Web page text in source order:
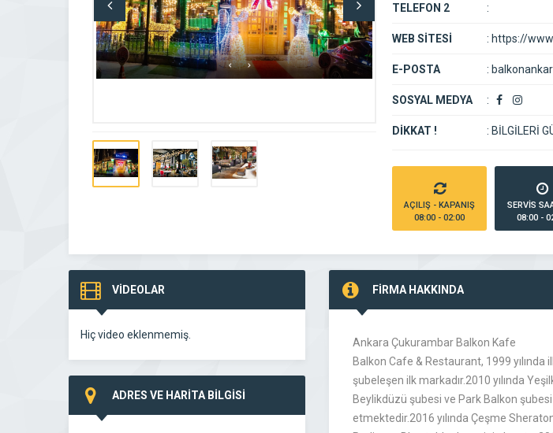
TELEFON 2 :
WEB SİTESİ : https://
E-POSTA :
SOSYAL MEDYA :
DİKKAT ! : BİLGİLERİ
AÇILIŞ - KAPANIŞ
08:00 - 02:00
SERVİS
08:00 -
VİDEOLAR
Hiç video eklenmemiş.
ADRES VE HARİTA BİLGİSİ
FİRMA HAKKINDA
Ankara Çukurambar Balkon Kafe
Balkon Cafe & Restaurant, 1999
şubeleşen ilk markadır.2010 yılında
Beylikdüzü şubesi ve Park Balkon
etmektedir.2016 yılında Çeşme